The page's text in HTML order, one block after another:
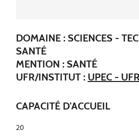
DOMAINE : SCIENCES -
SANTÉ
MENTION : SANTÉ
UFR/INSTITUT : UPEC -
CAPACITÉ D'ACCUEIL
20